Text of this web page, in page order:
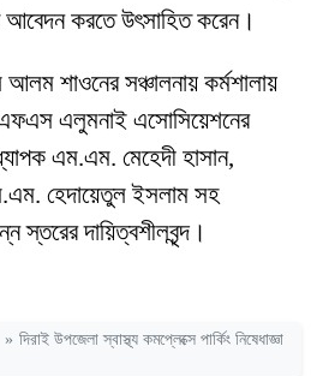
আবেদন করতে উৎসাহিত করেন।
শাওনের সঞ্চালনায় কর্মশালায়
এলুমনাই এসোসিয়েশনের
এম.এম. মেহেদী হাসান,
হেদায়েতুল ইসলাম সহ
স্তরের দায়িত্বশীলবৃন্দ।
» দিরাই উপজেলা স্বাস্থ্য কমপ্লেক্সে পার্কিং নিষেধাজ্ঞা